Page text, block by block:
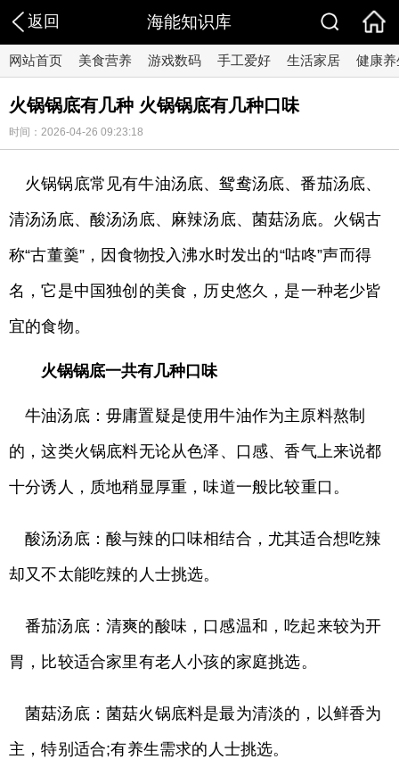
返回 海能知识库
网站首页 美食营养 游戏数码 手工爱好 生活家居 健康养
火锅锅底有几种 火锅锅底有几种口味
时间：2026-04-26 09:23:18
火锅锅底常见有牛油汤底、鸳鸯汤底、番茄汤底、
清汤汤底、酸汤汤底、麻辣汤底、菌菇汤底。火锅古
称“古董羹”，因食物投入沸水时发出的“咕咚”声而得
名，它是中国独创的美食，历史悠久，是一种老少皆
宜的食物。
火锅锅底一共有几种口味
牛油汤底：毋庸置疑是使用牛油作为主原料熬制
的，这类火锅底料无论从色泽、口感、香气上来说都
十分诱人，质地稍显厚重，味道一般比较重口。
酸汤汤底：酸与辣的口味相结合，尤其适合想吃辣
却又不太能吃辣的人士挑选。
番茄汤底：清爽的酸味，口感温和，吃起来较为开
胃，比较适合家里有老人小孩的家庭挑选。
菌菇汤底：菌菇火锅底料是最为清淡的，以鲜香为
主，特别适合;有养生需求的人士挑选。